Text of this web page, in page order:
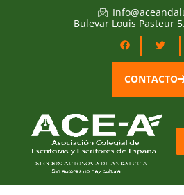
Bulevar Louis Pasteur
CONTACTO